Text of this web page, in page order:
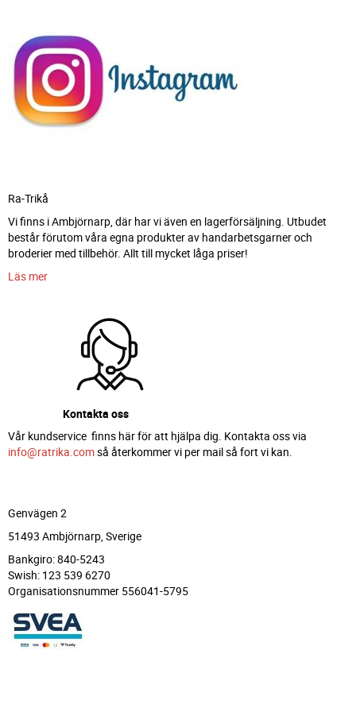
Ra-Trikå
Vi finns i Ambjörnarp, där har vi även en lagerförsäljning. Utbudet
består förutom våra egna produkter av handarbetsgarner och
broderier med tillbehör. Allt till mycket låga priser!
Läs mer
Kontakta oss
Vår kundservice finns här för att hjälpa dig. Kontakta oss via
info@ratrika.comså återkommer vi per mail så fort vi kan.
Genvägen 2
51493 Ambjörnarp, Sverige
Bankgiro: 840-5243
Swish: 123 539 6270
Organisationsnummer 556041-5795